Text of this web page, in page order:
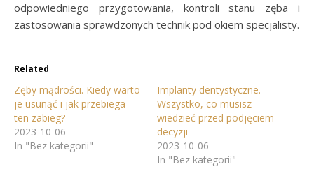
odpowiedniego przygotowania, kontroli stanu zęba i
zastosowania sprawdzonych technik pod okiem specjalisty.
Related
Zęby mądrości. Kiedy warto
je usunąć i jak przebiega
ten zabieg?
2023-10-06
In "Bez kategorii"
Implanty dentystyczne.
Wszystko, co musisz
wiedzieć przed podjęciem
decyzji
2023-10-06
In "Bez kategorii"